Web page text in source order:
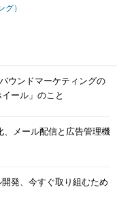
）
ウンドマーケティングの
ール」のこと
、メール配信と広告管理機
発、今すぐ取り組むため